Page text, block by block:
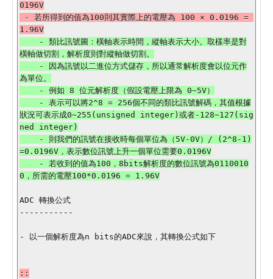
0196V
橫軸做切割，解析度則對縱軸做切割。
為單位。
狀況可表示成0~255(unsigned integer)或者-128~127(sig
ned integer)
=0.0196V，表示數位訊號上升一個單位需要0.0196V
ADC 轉換公式
-----------
- 以一個解析度為n bits的ADC來說，其轉換公式如下
::